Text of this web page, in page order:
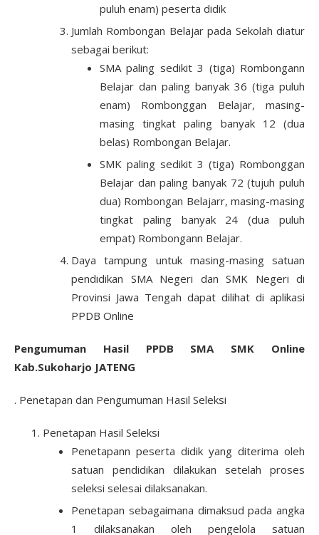
puluh enam) peserta didik
Jumlah Rombongan Belajar pada Sekolah diatur
sebagai berikut:
SMA paling sedikit 3 (tiga) Rombongann
Belajar dan paling banyak 36 (tiga puluh
enam) Rombonggan Belajar, masing-
masing tingkat paling banyak 12 (dua
belas) Rombongan Belajar.
SMK paling sedikit 3 (tiga) Rombonggan
Belajar dan paling banyak 72 (tujuh puluh
dua) Rombongan Belajarr, masing-masing
tingkat paling banyak 24 (dua puluh
empat) Rombongann Belajar.
Daya tampung untuk masing-masing satuan
pendidikan SMA Negeri dan SMK Negeri di
Provinsi Jawa Tengah dapat dilihat di aplikasi
PPDB Online
Pengumuman Hasil PPDB SMA SMK Online
Kab.Sukoharjo JATENG
. Penetapan dan Pengumuman Hasil Seleksi
Penetapan Hasil Seleksi
Penetapann peserta didik yang diterima oleh
satuan pendidikan dilakukan setelah proses
seleksi selesai dilaksanakan.
Penetapan sebagaimana dimaksud pada angka
1 dilaksanakan oleh pengelola satuan